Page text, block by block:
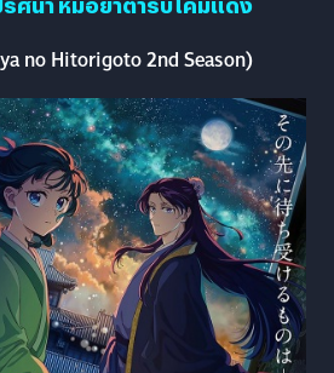
no Hitorigoto 2nd Season)